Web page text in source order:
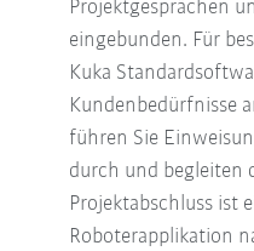
Projektgesprächen
eingebunden. Für
Kuka
Kundenbedürfnisse
führen Sie
durch und begleiten
Projektabschluss ist
Roboterapplikation